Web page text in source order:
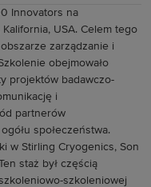
Innovators na
USA. Celem tego
zarządzanie i
obejmowało
projektów badawczo-
i
partnerów
społeczeństwa.
w Stirling Cryogenics, Son
staż był częścią
szkoleniowej